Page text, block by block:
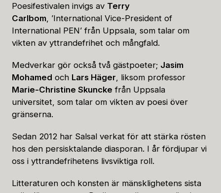
Poesifestivalen invigs av Terry
Carlbom , ’International Vice-President of
International PEN’ från Uppsala, som talar om
vikten av yttrandefrihet och mångfald.
Medverkar gör också två gästpoeter; Jasim
Mohamed och Lars Häger , liksom professor
Marie-Christine Skuncke från Uppsala
universitet, som talar om vikten av poesi över
gränserna.
Sedan 2012 har Salsal verkat för att stärka rösten
hos den persisktalande diasporan. I år fördjupar vi
oss i yttrandefrihetens livsviktiga roll.
Litteraturen och konsten är mänsklighetens sista